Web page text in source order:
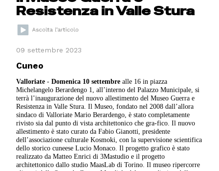
Resistenza in Valle Stura
09 settembre 2023
Cuneo
Valloriate -Domenica 10 settembre alle 16 in piazza
Michelangelo Berardengo 1, all’interno del Palazzo Municipale, si
terrà l’inaugurazione del nuovo allestimento del Museo Guerra e
Resistenza in Valle Stura. Il Museo, fondato nel 2008 dall’allora
sindaco di Valloriate Mario Berardengo, è stato completamente
rivisto sia dal punto di vista architettonico che gra-fico. Il nuovo
allestimento è stato curato da Fabio Gianotti, presidente
dell’associazione culturale Kosmoki, con la supervisione scientifica
dello storico cuneese Lucio Monaco. Il progetto grafico è stato
realizzato da Matteo Enrici di 3Mastudio e il progetto
architettonico dallo studio MaasLab di Torino. Il museo ripercorre